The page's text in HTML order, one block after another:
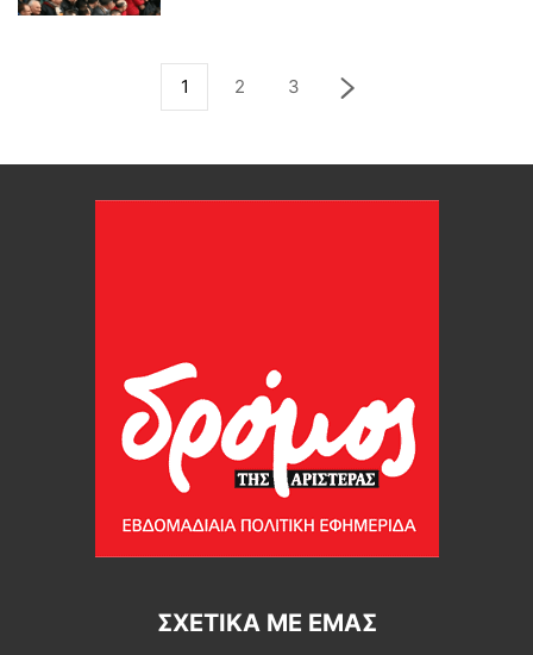
1 2 3
ΣΧΕΤΙΚΆ ΜΕ ΕΜΆΣ